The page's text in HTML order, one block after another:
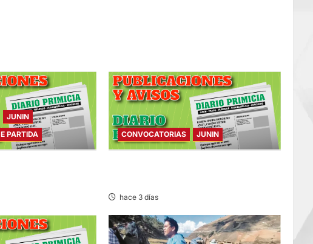
JUNIN
PARTIDA
CONVOCATORIAS JUNIN
hace 3 días